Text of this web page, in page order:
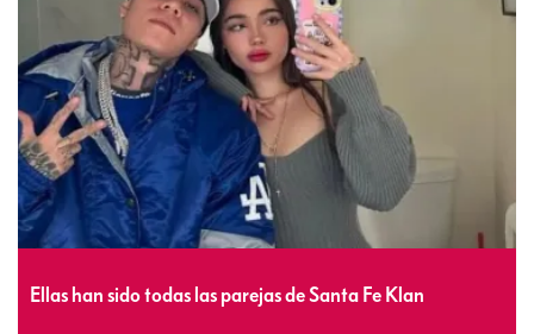
Ellas han sido todas las parejas de Santa Fe Klan